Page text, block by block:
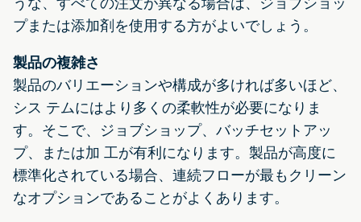
プまたは添加剤を使用する方がよいでしょう。
製品の複雑さ
製品のバリエーションや構成が多ければ多いほど、
シス テムにはより多くの柔軟性が必要になりま
す。そこで、ジョブショップ、バッチセットアッ
プ、または加 工が有利になります。製品が高度に
標準化されている場合、連続フローが最もクリーン
なオプションであることがよくあります。